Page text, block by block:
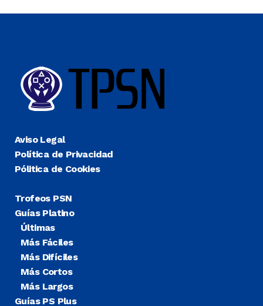
Aviso Legal
Política de Privacidad
Pólitica de Cookies
Trofeos PSN
Guías Platino
Últimas
Más Fáciles
Más Difíciles
Más Cortos
Más Largos
Guías PS Plus